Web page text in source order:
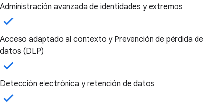
Administración avanzada de identidades y extremos
Acceso adaptado al contexto y Prevención de pérdida de
datos (DLP)
Detección electrónica y retención de datos